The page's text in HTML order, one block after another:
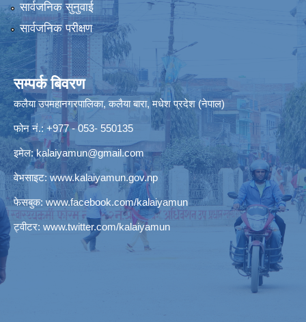
सार्वजनिक सुनुवाई
सार्वजनिक परीक्षण
सम्पर्क बिवरण
कलैया उपमहानगरपालिका, कलैया बारा, मधेश प्रदेश (नेपाल)
फोन नं.: +977 - 053- 550135
इमेल:kalaiyamun@gmail.com
वेभसाइट: www.kalaiyamun.gov.np
फेसबुक: www.facebook.com/kalaiyamun
ट्वीटर: www.twitter.com/kalaiyamun